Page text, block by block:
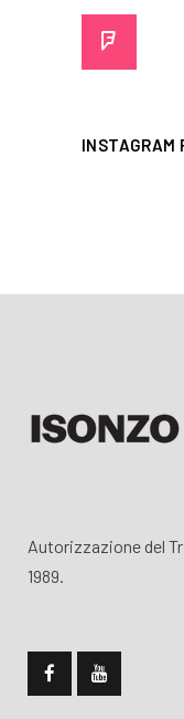
INSTAGRAM
Autorizzazione del
1989.